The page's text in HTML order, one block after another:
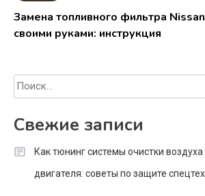
Замена топливного фильтра
своими руками: инструкция
Свежие записи
Как тюнинг системы очистки
двигателя: советы по защите